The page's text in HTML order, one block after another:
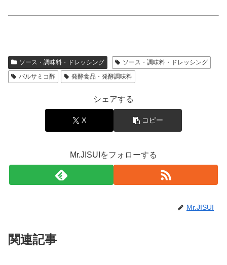
ソース・調味料・ドレッシング
ソース・調味料・ドレッシング
バルサミコ酢
発酵食品・発酵調味料
シェアする
X コピー
Mr.JISUIをフォローする
Mr.JISUI
関連記事